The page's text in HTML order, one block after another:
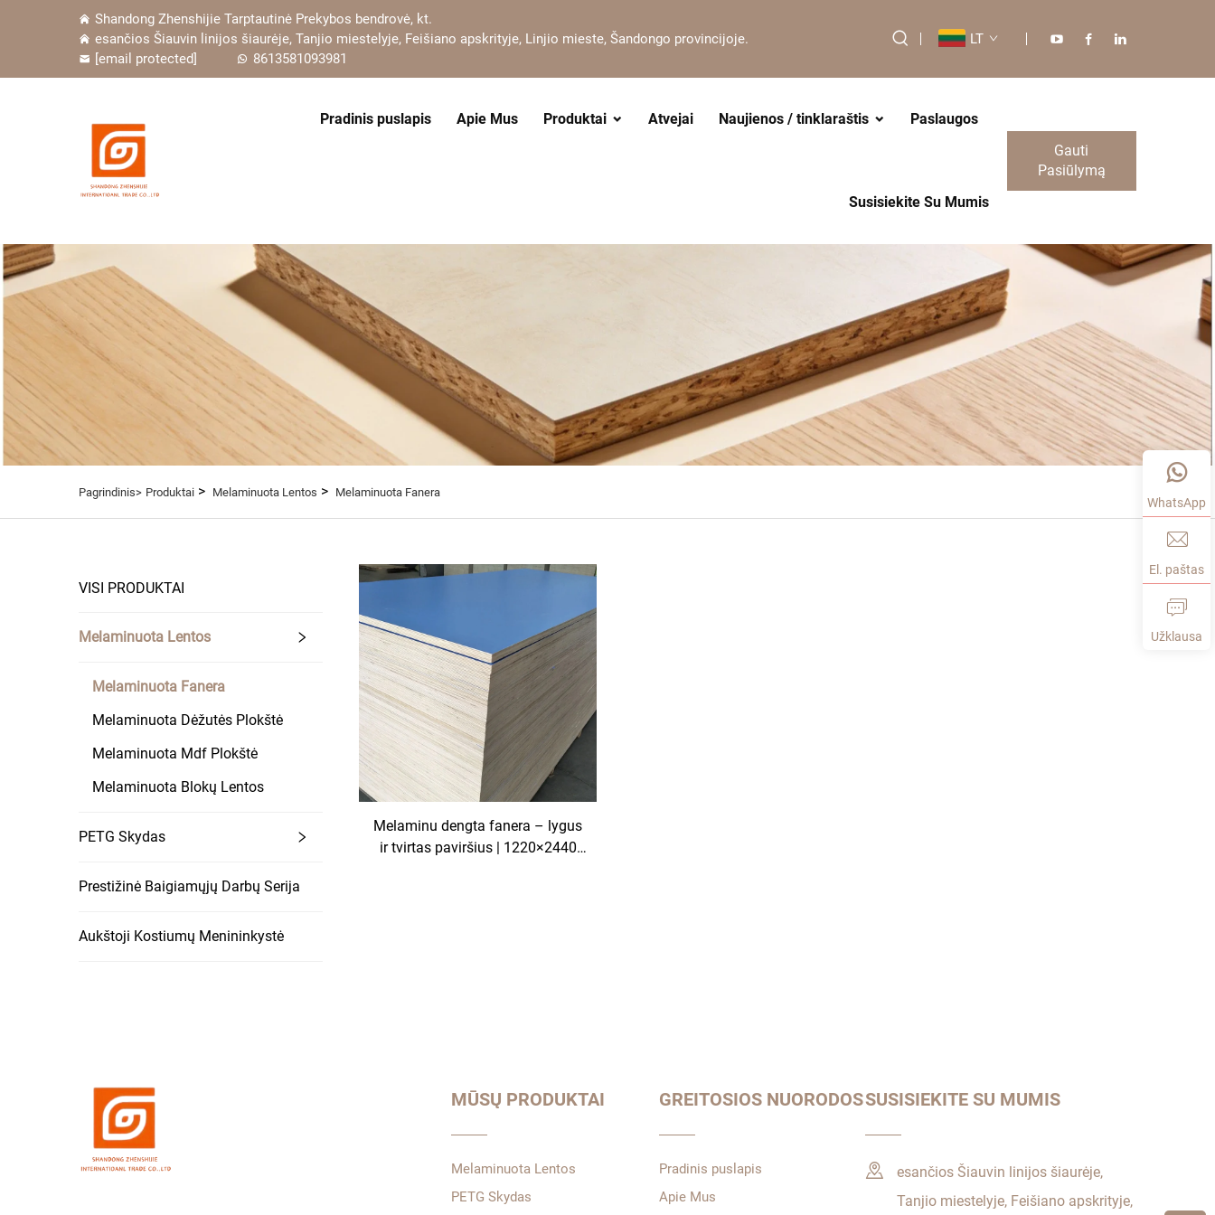
Shandong Zhenshijie Tarptautinė Prekybos bendrovė, kt.
esančios Šiauvin linijos šiaurėje, Tanjio miestelyje, Feišiano apskrityje, Linjio mieste, Šandongo provincijoje.
[email protected]
8613581093981
LT
Pradinis puslapis Apie Mus Produktai Atvejai Naujienos / tinklaraštis Paslaugos
Susisiekite Su Mumis
Gauti
Pasiūlymą
Pagrindinis> Produktai > Melaminuota Lentos > Melaminuota Fanera
VISI PRODUKTAI
Melaminuota Lentos
Melaminuota Fanera
Melaminuota Dėžutės Plokštė
Melaminuota Mdf Plokštė
Melaminuota Blokų Lentos
PETG Skydas
Prestižinė Baigiamųjų Darbų Serija
Aukštoji Kostiumų Menininkystė
Melaminu dengta fanera – lygus
ir tvirtas paviršius | 1220×2440
WhatsApp
El. paštas
Užklausa
MŪSŲ PRODUKTAI
Melaminuota Lentos
PETG Skydas
GREITOSIOS NUORODOS
Pradinis puslapis
Apie Mus
SUSISIEKITE SU MUMIS
esančios Šiauvin linijos šiaurėje,
Tanjio miestelyje, Feišiano apskrityje,